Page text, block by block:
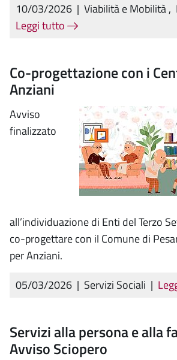
10/03/2026 | Viabilità e Mobilità,
Leggi tutto
Co-progettazione con i
Anziani
Avviso
finalizzato
all’individuazione di Enti del Terzo
co-progettare con il Comune di
per Anziani.
05/03/2026 | Servizi Sociali |
Servizi alla persona e alla
Avviso Sciopero